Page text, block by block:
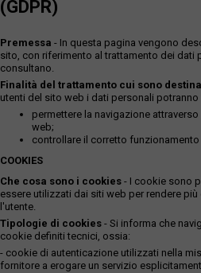
(GDPR)
Premessa - In questa pagina vengono
sito, con riferimento al trattamento dei dati
consultano.
Finalità del trattamento cui sono
utenti del sito web i dati personali
permettere la navigazione
web;
controllare il corretto
COOKIES
Che cosa sono i cookies - I cookie sono
essere utilizzati dai siti web per rendere
l'utente.
Tipologie di cookies - Si informa che
cookie definiti tecnici, ossia:
- cookie di autenticazione utilizzati nella
fornitore a erogare un servizio